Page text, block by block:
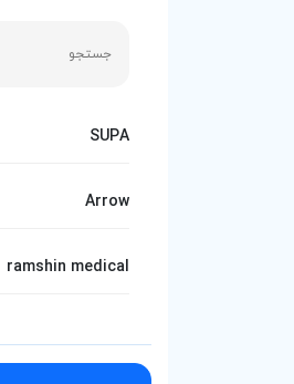
SUPA
Arrow
ramshin medical